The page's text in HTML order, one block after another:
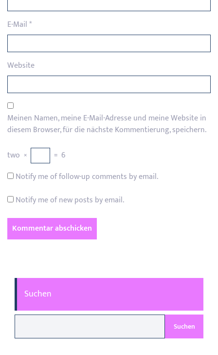
E-Mail*
Website
Meinen Namen, meine E-Mail-Adresse und meine Website in
diesem Browser, für die nächste Kommentierung, speichern.
two × = 6
Notify me of follow-up comments by email.
Notify me of new posts by email.
Suchen
Suchen